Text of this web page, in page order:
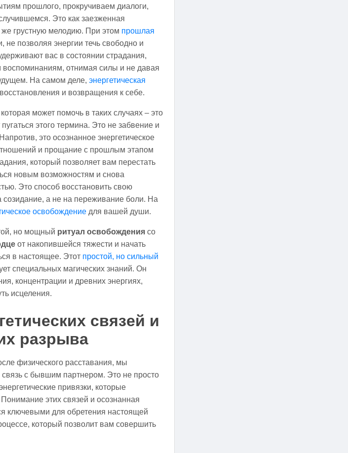
прошлого, прокручиваем диалоги,
Это как заезженная
же грустную мелодию. При этом прошлая
позволяя энергии течь свободно и
вас в состоянии страдания,
воспоминаниям, отнимая силы и не давая
На самом деле, энергетическая
и возвращения к себе.
может помочь в таких случаях – это
этого термина. Это не забвение и
это осознанное энергетическое
и прощание с прошлым этапом
который позволяет вам перестать
новым возможностям и снова
Это способ восстановить свою
а не на переживание боли. На
освобождение для вашей души.
но мощный ритуал освобождения со
от накопившейся тяжести и начать
в настоящее. Этот простой, но сильный
специальных магических знаний. Он
концентрации и древних энергиях,
исцеления.
связей и
разрыва
физического расставания, мы
с бывшим партнером. Это не просто
привязки, которые
этих связей и осознанная
ключевыми для обретения настоящей
который позволит вам совершить